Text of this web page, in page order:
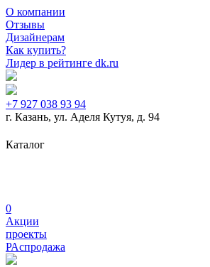
О компании
Отзывы
Дизайнерам
Как купить?
Лидер в рейтинге dk.ru
+7 927 038 93 94
г. Казань, ул. Аделя Кутуя, д. 94
Каталог
Дизайнерская мебель
0
Акции
проекты
РАспродажа